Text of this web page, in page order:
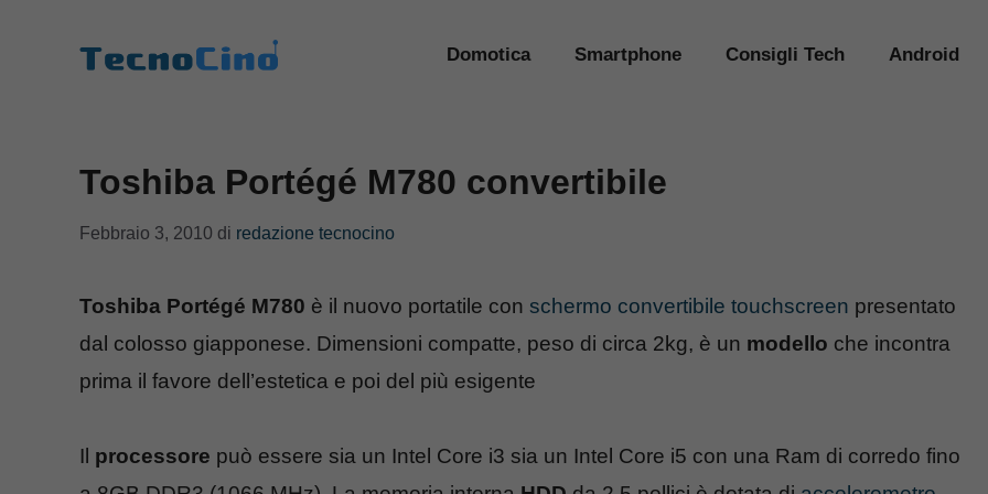
Domotica Smartphone Consigli Tech Android
Toshiba Portégé M780 convertibile
Febbraio 3, 2010 di redazione tecnocino
Toshiba Portégé M780 è il nuovo portatile con schermo convertibile touchscreen presentato
dal colosso giapponese. Dimensioni compatte, peso di circa 2kg, è un modello che incontra
prima il favore dell’estetica e poi del più esigente
Il processore può essere sia un Intel Core i3 sia un Intel Core i5 con una Ram di corredo fino